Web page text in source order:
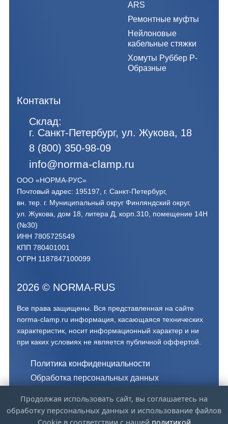
ARS
Ремонтные муфты
Нейлоновые
кабельные стяжки
Хомуты Руббер Р-
Образные
Контакты
Склад:
г. Санкт-Петербург, ул. Жукова, 18
8 (800) 350-98-09
info@norma-clamp.ru
ООО «НОРМА-РУС»
Почтовый адрес: 195197, г. Санкт-Петербург,
вн. тер. г. Муниципальный округ Финляндский округ,
ул. Жукова, дом 18, литера Д, корп.310, помещение 14Н
(№30)
ИНН 7805725549
КПП 780401001
ОГРН 1187847100099
2026 © NORMA-RUS
Все права защищены. Вся представленная на сайте
norma-clamp.ru информация, касающаяся технических
характеристик, носит информационный характер и ни
при каких условиях не является публичной оффертой.‍
Политика конфиденциальности
Обработка персональных данных
norma-clamp.ru - Официальный дистрибьютор NORMA
Продолжая использовать сайт, вы соглашаетесь на
обработку персональных данных и использование файлов